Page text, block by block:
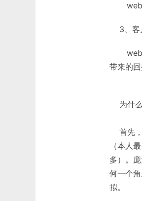
3、客
带来的回
为什么
首先，
（本人
多）。
何一个
拟。